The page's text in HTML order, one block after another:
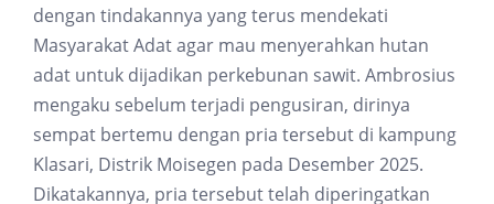
dengan tindakannya yang terus mendekati
Masyarakat Adat agar mau menyerahkan hutan
adat untuk dijadikan perkebunan sawit. Ambrosius
mengaku sebelum terjadi pengusiran, dirinya
sempat bertemu dengan pria tersebut di kampung
Klasari, Distrik Moisegen pada Desember 2025.
Dikatakannya, pria tersebut telah diperingatkan